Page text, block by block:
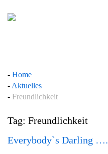
Home
Aktuelles
Freundlichkeit
Tag: Freundlichkeit
Everybody`s Darling ….